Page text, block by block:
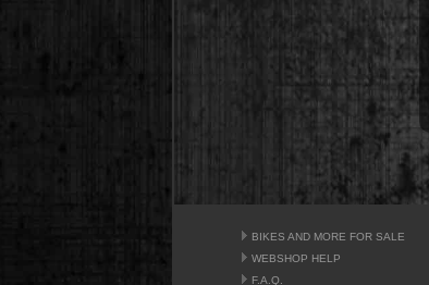
BIKES AND MORE FOR SALE
WEBSHOP HELP
F.A.Q.